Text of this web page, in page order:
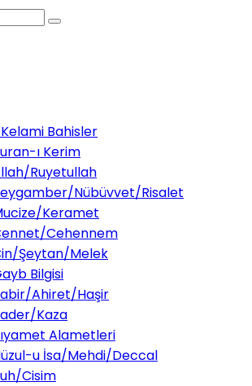
Bahisler
ı Kerim
Ruyetullah
Nübüvvet/Risalet
Keramet
Cehennem
Şeytan/Melek
Bilgisi
Ahiret/Haşir
Kaza
Alametleri
u İsa/Mehdi/Deccal
Cisim